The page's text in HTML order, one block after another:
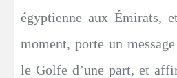
égyptienne aux Émirats,
moment, porte un
le Golfe d’une part, et